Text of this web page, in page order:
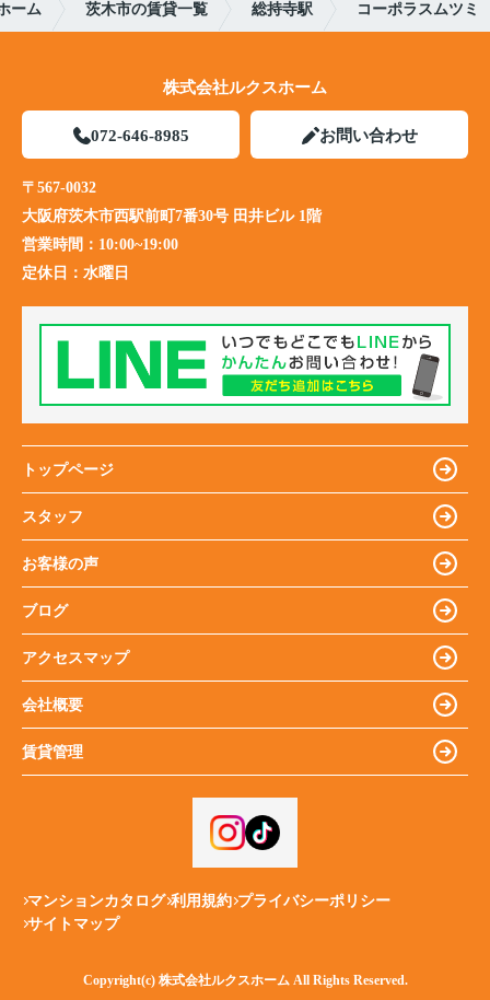
ーム 茨木市の賃貸一覧 総持寺駅 コーポラスムツミ
株式会社ルクスホーム
072-646-8985 お問い合わせ
〒567-0032
大阪府茨木市西駅前町7番30号 田井ビル 1階
営業時間： 10:00~19:00
定休日： 水曜日
トップページ
スタッフ
お客様の声
ブログ
アクセスマップ
会社概要
賃貸管理
マンションカタログ 利用規約 プライバシーポリシー
サイトマップ
Copyright(c) 株式会社ルクスホーム All Rights Reserved.